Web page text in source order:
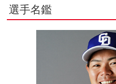
選手名鑑